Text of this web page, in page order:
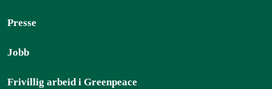
Presse
Jobb
Frivillig arbeid i Greenpeace